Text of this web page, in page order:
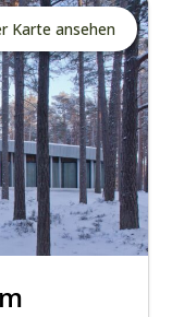
Karte ansehen